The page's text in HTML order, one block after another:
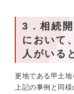
3．相続
において
人がいる
更地である甲土地
上記の事例と同